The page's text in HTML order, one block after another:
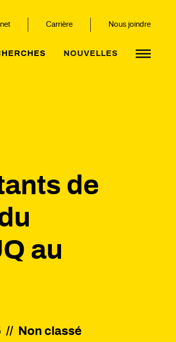
Carrière Nous joindre
NOUVELLES
de
au
// Non classé